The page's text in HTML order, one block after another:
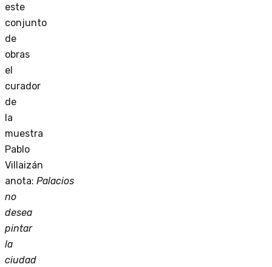
este
conjunto
de
obras
el
curador
de
la
muestra
Pablo
Villaizán
anota: Palacios
no
desea
pintar
la
ciudad